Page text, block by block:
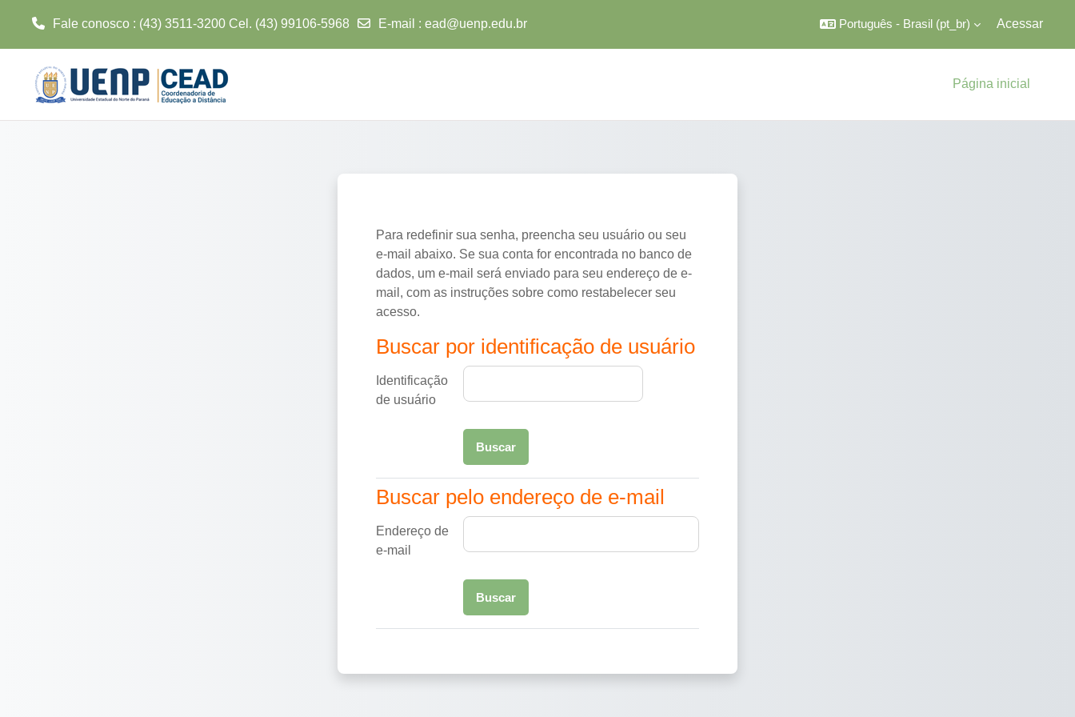
Fale conosco : (43) 3511-3200 Cel. (43) 99106-5968 E-mail : ead@uenp.edu.br Português - Brasil ‎(pt_br)‎ Acessar
Página inicial
Para redefinir sua senha, preencha seu usuário ou seu
e-mail abaixo. Se sua conta for encontrada no banco de
dados, um e-mail será enviado para seu endereço de e-
mail, com as instruções sobre como restabelecer seu
acesso.
Buscar por identificação de usuário
Buscar por identificação de usuário
Identificação
de usuário
Buscar pelo endereço de e-mail
Buscar pelo endereço de e-mail
Endereço de
e-mail